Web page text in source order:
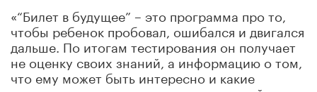
«“Билет в будущее” – это программа про то,
чтобы ребенок пробовал, ошибался и двигался
дальше. По итогам тестирования он получает
не оценку своих знаний, а информацию о том,
что ему может быть интересно и какие